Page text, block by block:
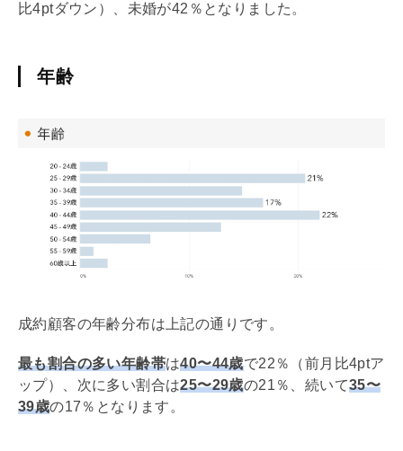
比4ptダウン）、未婚が42％となりました。
年齢
成約顧客の年齢分布は上記の通りです。
最も割合の多い年齢帯は40〜44歳で22％（前月比4ptア
ップ）、次に多い割合は25〜29歳の21％、続いて35〜
39歳の17％となります。